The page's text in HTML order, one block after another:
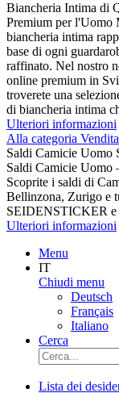
Biancheria Intima di
Premium per l'Uomo
biancheria intima
base di ogni
raffinato. Nel nostro
online premium in
troverete una
di biancheria intima
Ulteriori informazioni
Alla categoria Vendita
Saldi Camicie Uomo
Saldi Camicie Uomo
Scoprite i saldi di
Bellinzona, Zurigo e
SEIDENSTICKER
Ulteriori informazioni
Menu
IT
Chiudi menu
Deutsch
Français
Italiano
Cerca
Lista dei